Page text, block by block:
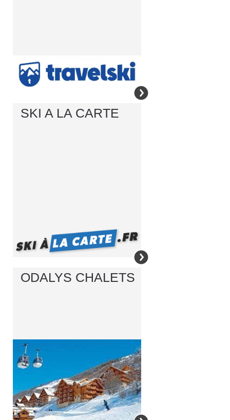
SKI A LA CARTE
ODALYS CHALETS